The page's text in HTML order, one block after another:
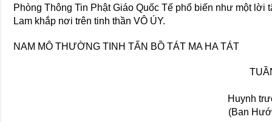
Phòng Thông Tin Phật Giáo Quốc Tế phổ biến như một lời
Lam khắp nơi trên tinh thần VÔ ÚY.
NAM MÔ THƯỜNG TINH TẤN BỒ TÁT MA HA TÁT
Huynh
(Ban